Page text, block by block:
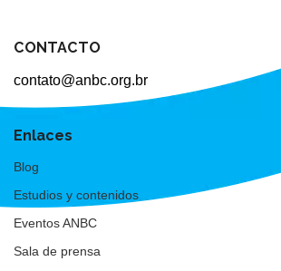
CONTACTO
contato@anbc.org.br
Enlaces
Blog
Estudios y contenidos
Eventos ANBC
Sala de prensa